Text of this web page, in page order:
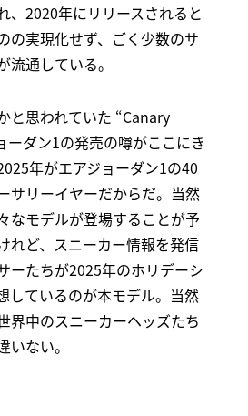
、2020年にリリースされると
の実現化せず、ごく少数のサ
流通している。
と思われていた “Canary
ーダン1の発売の噂がここにき
年がエアジョーダン1の40
サリーイヤーだからだ。当然
なモデルが登場することが予
れど、スニーカー情報を発信
ーたちが2025年のホリデーシ
しているのが本モデル。当然
界中のスニーカーヘッズたち
いない。